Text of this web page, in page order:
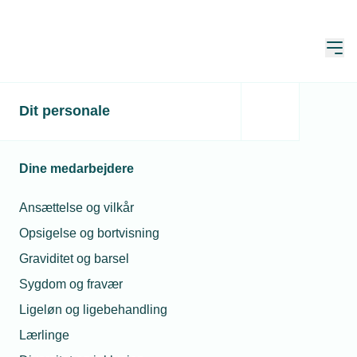
Dit personale
Dine medarbejdere
Ansættelse og vilkår
Opsigelse og bortvisning
Graviditet og barsel
Sygdom og fravær
Ligeløn og ligebehandling
Lærlinge
Webinar: Udvidet
positivlister
Publiceret:
21. okt. 2024
Skrevet af: Mads Hagemann Petersen